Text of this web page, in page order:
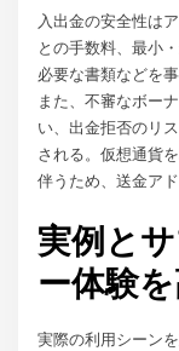
入出金の安全性は
との手数料、最小
必要な書類などを
また、不審なボー
い、出金拒否のリ
される。仮想通貨
伴うため、送金ア
実例と
ー体験
実際の利用シーン